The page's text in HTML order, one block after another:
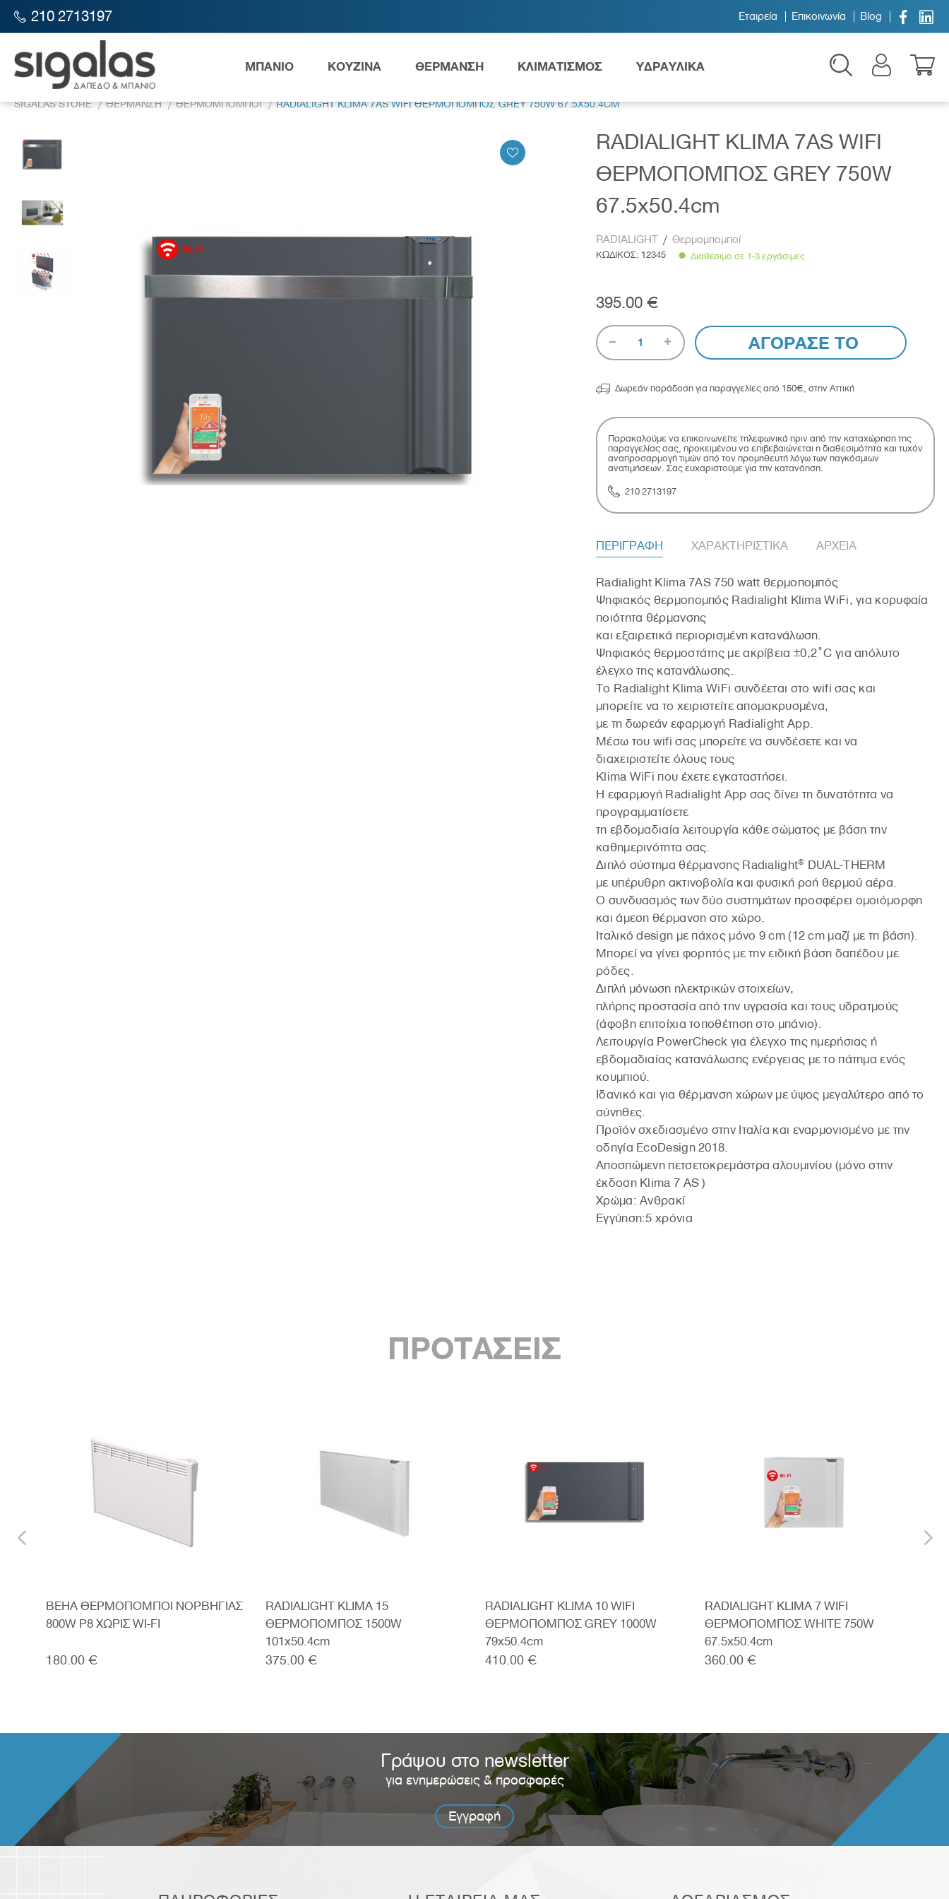
210 2713197 Εταιρεία Επικοινωνία Blog  
ΜΠΑΝΙΟ ΚΟΥΖΙΝΑ ΘΕΡΜΑΝΣΗ ΚΛΙΜΑΤΙΣΜΟΣ ΥΔΡΑΥΛΙΚΑ
SIGALAS STORE ΘΕΡΜΑΝΣΗ ΘΕΡΜΟΜΠΟΜΠΟΙ RADIALIGHT KLIMA 7AS WIFI ΘΕΡΜΟΠΟΜΠΟΣ GREY 750W 67.5X50.4CM
RADIALIGHT KLIMA 7AS WIFI
ΘΕΡΜΟΠΟΜΠΟΣ GREY 750W
67.5x50.4cm
RADIALIGHT / Θερμομπομποί
ΚΩΔΙΚΟΣ: 12345 Διαθέσιμο σε 1-3 εργάσιμες
395.00 €
1 ΑΓΟΡΑΣΕ ΤΟ
 Δωρεάν παράδοση για παραγγελίες από 150€, στην Αττική
Παρακαλούμε να επικοινωνείτε τηλεφωνικά πριν από την καταχώρηση της
παραγγελίας σας, προκειμένου να επιβεβαιώνεται η διαθεσιμότητα και τυχόν
αναπροσαρμογή τιμών από τον προμηθευτή λόγω των παγκόσμιων
ανατιμήσεων. Σας ευχαριστούμε για την κατανόηση.
210 2713197
ΠΕΡΙΓΡΑΦΗ ΧΑΡΑΚΤΗΡΙΣΤΙΚΑ ΑΡΧΕΙΑ
Radialight Klima 7AS 750 watt θερμοπομπός
Ψηφιακός θερμοπομπός Radialight Klima WiFi, για κορυφαία
ποιότητα θέρμανσης
και εξαιρετικά περιορισμένη κατανάλωση.
Ψηφιακός θερμοστάτης με ακρίβεια ±0,2°C για απόλυτο
έλεγχο της κατανάλωσης.
To Radialight Klima WiFi συνδέεται στο wifi σας και
μπορείτε να το χειριστείτε απομακρυσμένα,
με τη δωρεάν εφαρμογή Radialight App.
Μέσω του wifi σας μπορείτε να συνδέσετε και να
διαχειριστείτε όλους τους
Klima WiFi που έχετε εγκαταστήσει.
Η εφαρμογή Radialight App σας δίνει τη δυνατότητα να
προγραμματίσετε
τη εβδομαδιαία λειτουργία κάθε σώματος με βάση την
καθημερινότητα σας.
Διπλό σύστημα θέρμανσης Radialight® DUAL-THERM
με υπέρυθρη ακτινοβολία και φυσική ροή θερμού αέρα.
Ο συνδυασμός των δύο συστημάτων προσφέρει ομοιόμορφη
και άμεση θέρμανση στο χώρο.
Ιταλικό design με πάχος μόνο 9 cm (12 cm μαζί με τη βάση).
Μπορεί να γίνει φορητός με την ειδική βάση δαπέδου με
ρόδες.
Διπλή μόνωση ηλεκτρικών στοιχείων,
πλήρης προστασία από την υγρασία και τους υδρατμούς
(άφοβη επιτοίχια τοποθέτηση στο μπάνιο).
Λειτουργία PowerCheck για έλεγχο της ημερήσιας ή
εβδομαδιαίας κατανάλωσης ενέργειας με το πάτημα ενός
κουμπιού.
Ιδανικό και για θέρμανση χώρων με ύψος μεγαλύτερο από το
σύνηθες.
Προϊόν σχεδιασμένο στην Ιταλία και εναρμονισμένο με την
οδηγία EcoDesign 2018.
Αποσπώμενη πετσετοκρεμάστρα αλουμινίου (μόνο στην
έκδοση Klima 7 AS )
Χρώμα: Ανθρακί
Εγγύηση:5 χρόνια
ΠΡΟΤΑΣΕΙΣ
BEHA ΘΕΡΜΟΠΟΜΠΟΙ ΝΟΡΒΗΓΙΑΣ
800W P8 ΧΩΡΙΣ WI-FI
180.00 €
RADIALIGHT KLIMA 15
ΘΕΡΜΟΠΟΜΠΟΣ 1500W
101x50.4cm
375.00 €
RADIALIGHT KLIMA 10 WIFI
ΘΕΡΜΟΠΟΜΠΟΣ GREY 1000W
79x50.4cm
410.00 €
RADIALIGHT KLIMA 7 WIFI
ΘΕΡΜΟΠΟΜΠΟΣ WHITE 750W
67.5x50.4cm
360.00 €
Γράψου στο newsletter
για ενημερώσεις & προσφορές
Εγγραφή